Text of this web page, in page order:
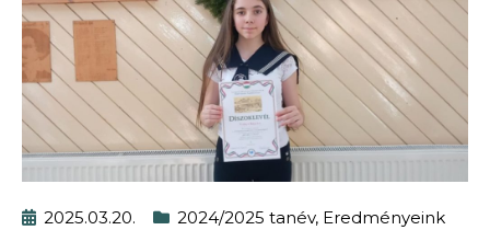
2025.03.20. 2024/2025 tanév, Eredményeink